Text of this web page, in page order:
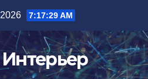
7:17:30 AM